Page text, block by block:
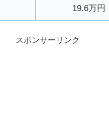
19.6万円
スポンサーリンク